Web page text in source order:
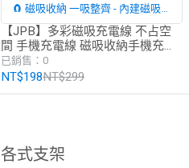
🧲 磁吸收納 一吸整齊 - 內建磁吸設
計，使用後輕鬆吸附固定，不易打
結、不易纏繞，收納快速又整潔
【JPB】多彩磁吸充電線 不占空
間 手機充電線 磁吸收納手機充電
線 尼龍編織 抗拉扯 type-c充電線
已銷售：0
NT$198NT$299
各式支架